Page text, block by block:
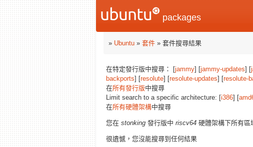
packages
» Ubuntu » 套件 » 套件搜尋結果
在特定發行版中搜尋： [jammy] [jammy-updates] [
backports] [resolute] [resolute-updates] [resolute-
在所有發行版中搜尋
Limit search to a specific architecture: [i386] [
在所有硬體架構中搜尋
您在 stonking 發行版中 riscv64 硬體架構下所有區
很遺憾，您沒能搜尋到任何結果